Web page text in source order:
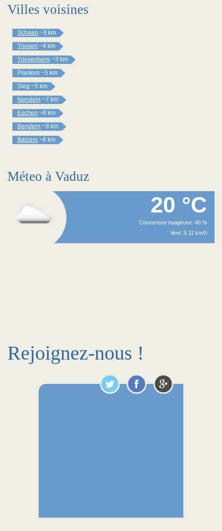
Villes voisines
Schaan ~3 km
Triesen ~4 km
Triesenberg ~3 km
Planken ~5 km
Steg ~5 km
Nendeln ~7 km
Eschen ~8 km
Bendern ~8 km
Balzers ~8 km
Méteo à Vaduz
20 °C
Couverture nuageuse: 40 %
Vent: S 11 km/h
Rejoignez-nous !